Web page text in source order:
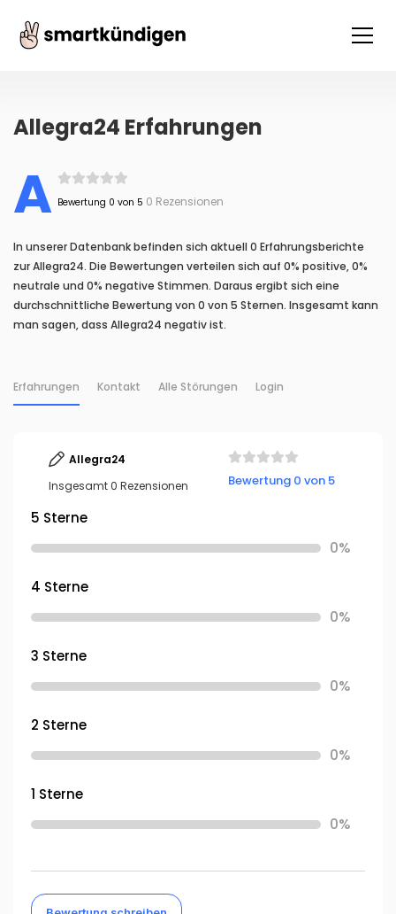
Allegra24 Erfahrungen
A Bewertung 0 von 5 0 Rezensionen
In unserer Datenbank befinden sich aktuell 0 Erfahrungsberichte
zur Allegra24. Die Bewertungen verteilen sich auf 0% positive, 0%
neutrale und 0% negative Stimmen. Daraus ergibt sich eine
durchschnittliche Bewertung von 0 von 5 Sternen. Insgesamt kann
man sagen, dass Allegra24 negativ ist.
Erfahrungen Kontakt Alle Störungen Login
Allegra24
Insgesamt 0 Rezensionen
Bewertung 0 von 5
5 Sterne
0%
4 Sterne
0%
3 Sterne
0%
2 Sterne
0%
1 Sterne
0%